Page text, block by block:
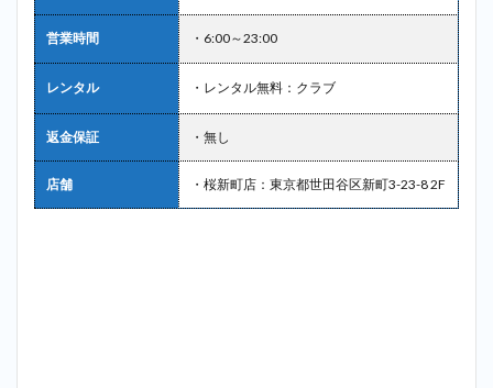
営業時間 ・6:00～23:00
レンタル ・レンタル無料：クラブ
返金保証 ・無し
店舗 ・桜新町店：東京都世田谷区新町3-23-8 2F